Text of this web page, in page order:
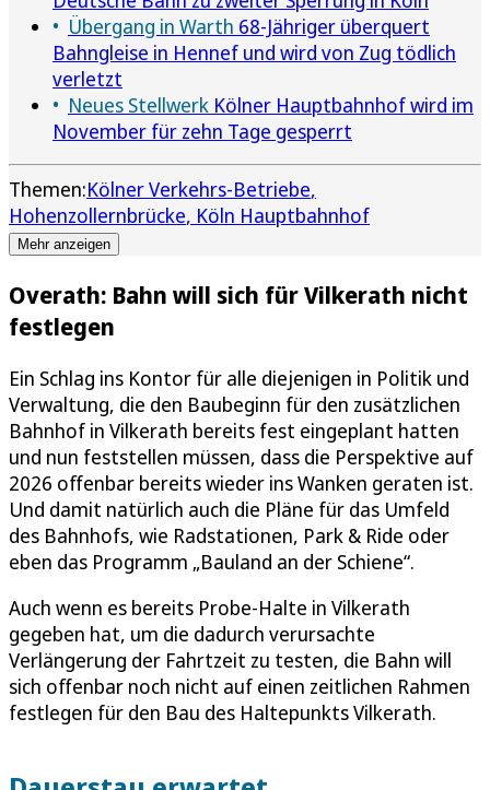
Übergang in Warth 68-Jähriger überquert
Bahngleise in Hennef und wird von Zug tödlich
verletzt
Neues Stellwerk Kölner Hauptbahnhof wird im
November für zehn Tage gesperrt
Themen:Kölner Verkehrs-Betriebe
Hohenzollernbrücke Köln Hauptbahnhof
Mehr anzeigen
Overath: Bahn will sich für Vilkerath nicht
festlegen
Ein Schlag ins Kontor für alle diejenigen in Politik und
Verwaltung, die den Baubeginn für den zusätzlichen
Bahnhof in Vilkerath bereits fest eingeplant hatten
und nun feststellen müssen, dass die Perspektive auf
2026 offenbar bereits wieder ins Wanken geraten ist.
Und damit natürlich auch die Pläne für das Umfeld
des Bahnhofs, wie Radstationen, Park & Ride oder
eben das Programm „Bauland an der Schiene“.
Auch wenn es bereits Probe-Halte in Vilkerath
gegeben hat, um die dadurch verursachte
Verlängerung der Fahrtzeit zu testen, die Bahn will
sich offenbar noch nicht auf einen zeitlichen Rahmen
festlegen für den Bau des Haltepunkts Vilkerath.